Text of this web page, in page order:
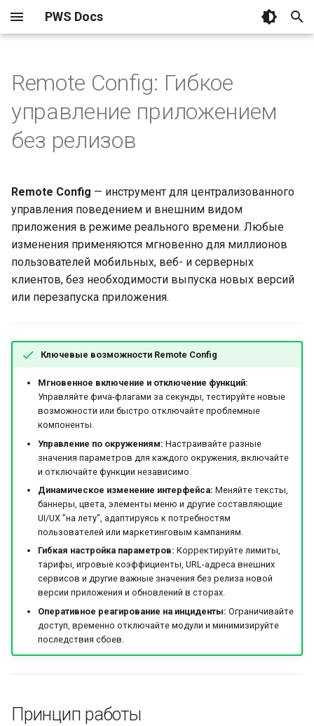
PWS Docs
н
л
и
а
О платформе
Как это работает
Настройка пространства
Принцип работы
Быстрый старт
Безопасность и контроль
доступа
Дальнейшие шаги
О распространении сборок
Загрузка сборки
Безопасность сборок
Группы тестирования
PWA приложение
Установка на iOS
О проектах
Создание проекта
Управление проектом
Настройка приложений
Пользователи
Роли и доступы
Обзор
Аутентификация
Обзор
App Distribution
Обзор
Список релизов
Информация о релизе
Обновление релиза
Обзор
Настройка и инструменты
Дорожная карта
Remote Config: Гибкое
управление приложением
без релизов
Remote Config — инструмент для централизованного
управления поведением и внешним видом
приложения в режиме реального времени. Любые
изменения применяются мгновенно для миллионов
пользователей мобильных, веб- и серверных
клиентов, без необходимости выпуска новых версий
или перезапуска приложения.
Ключевые возможности Remote Config
Мгновенное включение и отключение функций:
Управляйте фича-флагами за секунды, тестируйте новые
возможности или быстро отключайте проблемные
компоненты.
Управление по окружениям: Настраивайте разные
значения параметров для каждого окружения, включайте
и отключайте функции независимо.
Динамическое изменение интерфейса: Меняйте тексты,
баннеры, цвета, элементы меню и другие составляющие
UI/UX "на лету", адаптируясь к потребностям
пользователей или маркетинговым кампаниям.
Гибкая настройка параметров: Корректируйте лимиты,
тарифы, игровые коэффициенты, URL-адреса внешних
сервисов и другие важные значения без релиза новой
версии приложения и обновлений в сторах.
Оперативное реагирование на инциденты: Ограничивайте
доступ, временно отключайте модули и минимизируйте
последствия сбоев.
Принцип работы